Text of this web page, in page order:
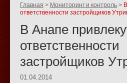
«ЭКО-КУБАНЬ»
Родительские
страницы:
Главная Мониторинг и контроль
ответственности застройщиков
В Анапе
ответственности
застройщиков
01.04.2014